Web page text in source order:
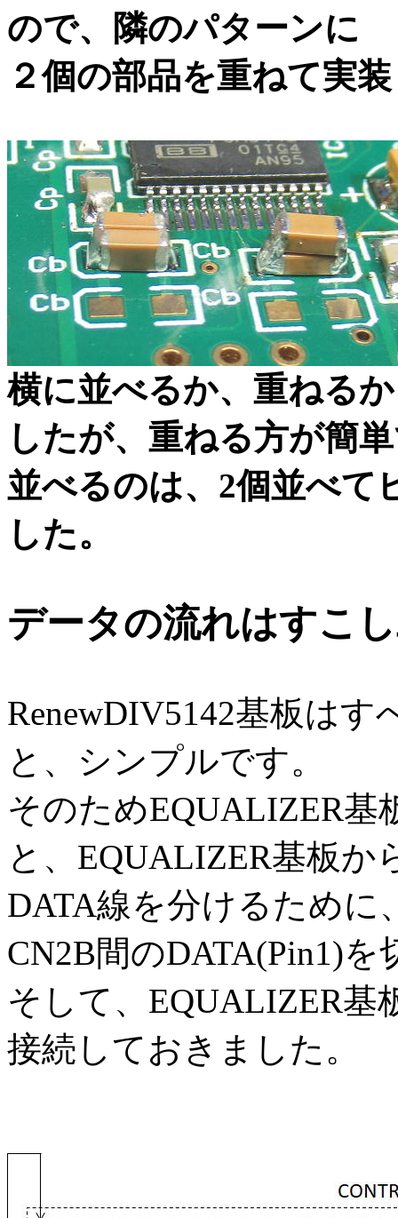
ので、隣のパターンに
２個の部品を重ねて実
横に並べるか、重ねる
したが、重ねる方が簡
並べるのは、2個並べて
した。
データの流れはすこ
RenewDIV5142基板は
と、シンプルです。
そのためEQUALIZER基
と、EQUALIZER基板か
DATA線を分けるために
CN2B間のDATA(Pin1)
そして、EQUALIZER基
接続しておきました。